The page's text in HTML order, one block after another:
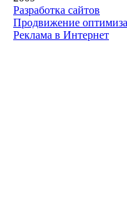
Разработка сайтов
Продвижение
Реклама в Интернет